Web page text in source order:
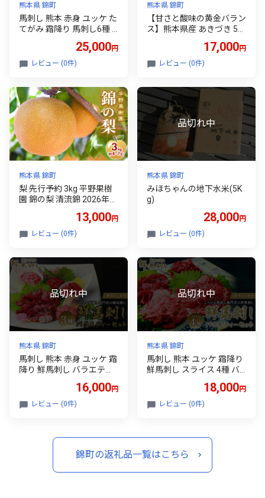
熊本県 錦町
馬刺し 熊本 赤身 ユッケ た
てがみ 霜降り 馬刺し6種 4
馬刺 馬肉 肉 お肉 冷凍
25,000円
レビュー (0件)
熊本県 錦町
【甘さと酸味の黄金バラン
ス】熊本県産 あきづき 5～
梨 フルーツ 甘い 濃厚 農家
直送 ギフト 贈答用 家庭用
17,000円
レビュー (0件)
熊本県 錦町
梨 先行予約 3kg 平野果樹
園 錦の梨 清流錦 2026年発
13,000円
レビュー (0件)
熊本県 錦町
みほちゃんの地下水米(5K
g)
28,000円
レビュー (0件)
熊本県 錦町
馬刺し 熊本 赤身 ユッケ 霜
降り 鮮馬刺し バラエティ
刺 馬肉 肉 お肉 冷凍16,000円
レビュー (0件)
熊本県 錦町
馬刺し 熊本 ユッケ 霜降り
鮮馬刺し スライス 4種 バ
べ 馬刺 馬肉 肉 お肉 冷凍
18,000円
レビュー (0件)
錦町の返礼品一覧はこちら